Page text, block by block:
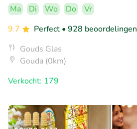
Ma Di Wo Do
Vr
9.7
Perfect • 928 beoordelingen
Gouds Glas
Gouda (0km)
Verkocht: 179